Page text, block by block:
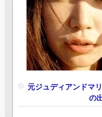
元ジュディアンドマ
の